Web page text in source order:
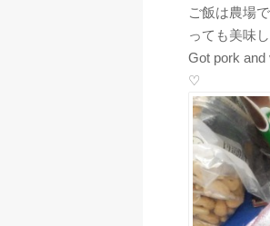
ご飯は農場
っても美味
Got pork and
♡